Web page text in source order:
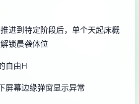
进到特定阶段后，单个天起床概
锁晨袭体位
自由H
屏幕边缘弹窗显示异常